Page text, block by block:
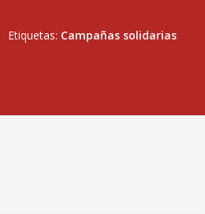
Etiquetas: Campañas solidarias